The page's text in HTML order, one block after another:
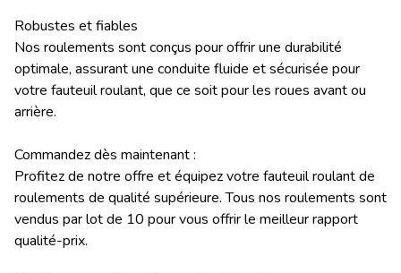
Robustes et fiables
Nos roulements sont conçus pour offrir une durabilité
optimale, assurant une conduite fluide et sécurisée pour
votre fauteuil roulant, que ce soit pour les roues avant ou
arrière.
Commandez dès maintenant :
Profitez de notre offre et équipez votre fauteuil roulant de
roulements de qualité supérieure. Tous nos roulements sont
vendus par lot de 10 pour vous offrir le meilleur rapport
qualité-prix.